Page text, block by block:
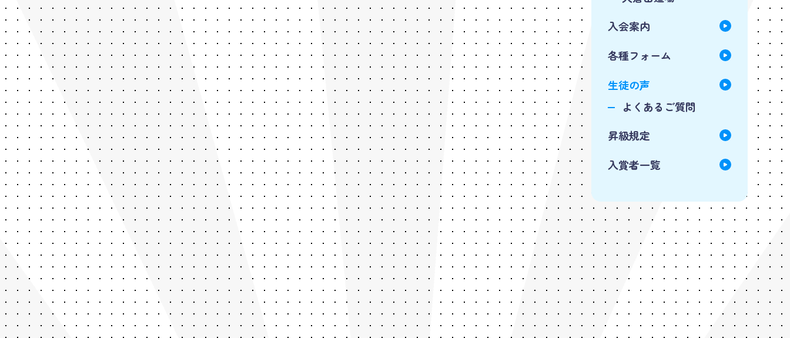
入会案内
各種フォーム
生徒の声
よくあるご質問
昇級規定
入賞者一覧